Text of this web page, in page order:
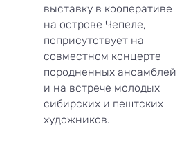
выставку в кооперативе
на острове Чепеле,
поприсутствует на
совместном концерте
породненных ансамблей
и на встрече молодых
сибирских и пештских
художников.